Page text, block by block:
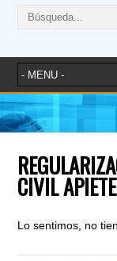
CIVIL
Lo sentimos, no